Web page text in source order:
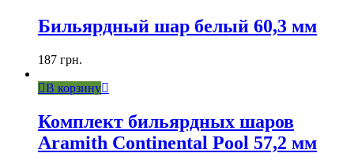
Бильярдный шар белый 60,3 мм
187 грн.
В корзину
Комплект бильярдных шаров
Aramith Continental Pool 57,2 мм